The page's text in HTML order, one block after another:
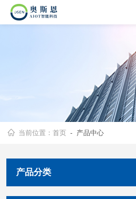
当前位置：首页 - 产品中心
产品分类